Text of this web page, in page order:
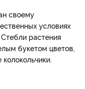
своему
условиях
растения
букетом цветов,